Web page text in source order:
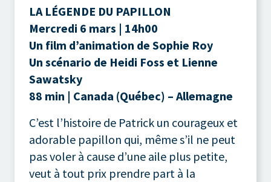
LA LÉGENDE DU PAPILLON
Mercredi 6 mars | 14h00
Un film d’animation de Sophie Roy
Un scénario de Heidi Foss et Lienne
Sawatsky
88 min | Canada (Québec) – Allemagne
C’est l’histoire de Patrick un courageux et
adorable papillon qui, même s’il ne peut
pas voler à cause d’une aile plus petite,
veut à tout prix prendre part à la